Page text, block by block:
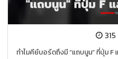
ทำไมคีย์บอร์ดถึงมี “แถบนูน” ที่ปุ่ม F